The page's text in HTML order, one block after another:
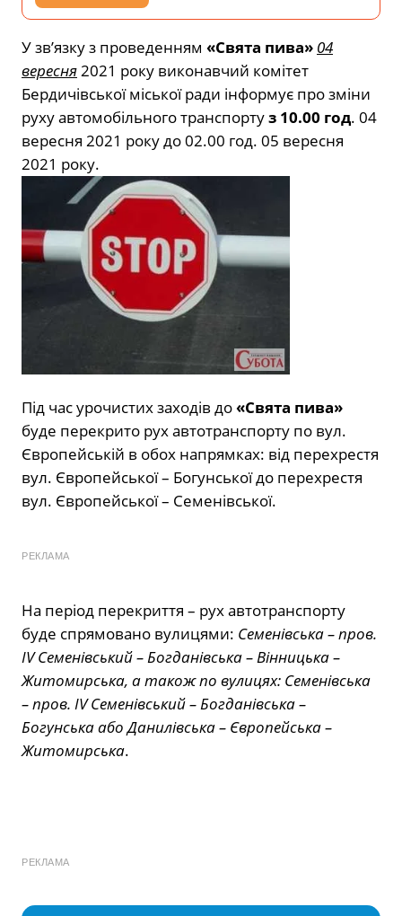
У зв’язку з проведенням «Свята пива» 04
вересня2021 року виконавчий комітет
Бердичівської міської ради інформує про зміни
руху автомобільного транспортуз 10.00 год. 04
вересня 2021 року до 02.00 год. 05 вересня
2021 року.
Під час урочистих заходів до«Свята пива»
буде перекрито рух автотранспорту по вул.
Європейській в обох напрямках: від перехрестя
вул. Європейської – Богунської до перехрестя
вул. Європейської – Семенівської.
РЕКЛАМА
На період перекриття – рух автотранспорту
буде спрямовано вулицями: Семенівська – пров.
IV Семенівський – Богданівська – Вінницька –
Житомирська, а також по вулицях: Семенівська
– пров. IV Семенівський – Богданівська –
Богунська або Данилівська – Європейська –
Житомирська.
РЕКЛАМА